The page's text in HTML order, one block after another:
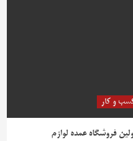
و کار
فروشگاه عمده لوازم